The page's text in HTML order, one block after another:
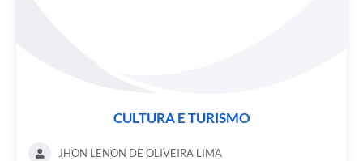
CULTURA E TURISMO
JHON LENON DE OLIVEIRA LIMA